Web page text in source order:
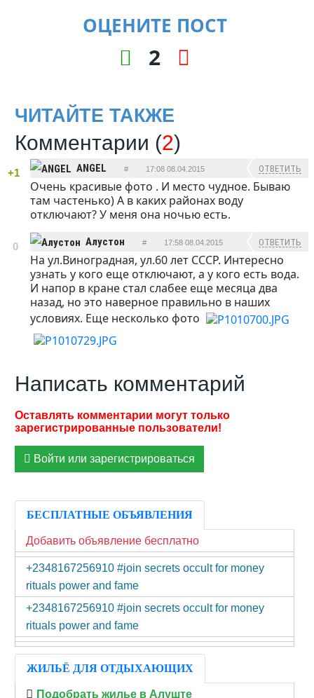
ОЦЕНИТЕ ПОСТ
2
ЧИТАЙТЕ ТАКЖЕ
Комментарии (2)
+1 ANGEL # 17:08 08.04.2015 ОТВЕТИТЬ
Очень красивые фото . И место чудное. Бываю
там частенько) А в каких районах воду
отключают? У меня она ночью есть.
0 Алустон # 17:58 08.04.2015 ОТВЕТИТЬ
На ул.Виноградная, ул.60 лет СССР. Интересно
узнать у кого еще отключают, а у кого есть вода.
И напор в кране стал слабее еще месяца два
назад, но это наверное правильно в наших
условиях. Еще несколько фото
Написать комментарий
Войти или зарегистрироваться
БЕСПЛАТНЫЕ ОБЪЯВЛЕНИЯ
Добавить объявление бесплатно
+2348167256910 #join secrets occult for money
rituals power and fame
+2348167256910 #join secrets occult for money
rituals power and fame
ЖИЛЬЁ ДЛЯ ОТДЫХАЮЩИХ
Подобрать жилье в Алуште